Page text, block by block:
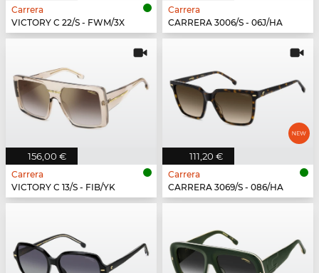
Carrera
VICTORY C 22/S - FWM/3X
Carrera
CARRERA 3006/S - 06J/HA
156,00 €
Carrera
VICTORY C 13/S - FIB/YK
111,20 €
Carrera
CARRERA 3069/S - 086/HA